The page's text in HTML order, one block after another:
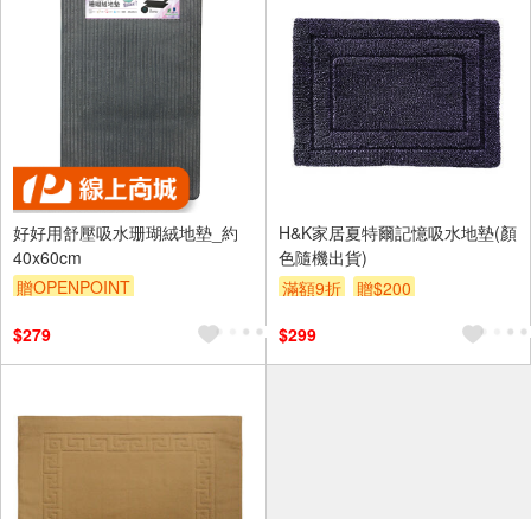
好好用舒壓吸水珊瑚絨地墊_約
40x60cm
贈OPENPOINT
$279
H&K家居夏特爾記憶吸水地墊(顏
色隨機出貨)
滿額9折
贈$200
$299